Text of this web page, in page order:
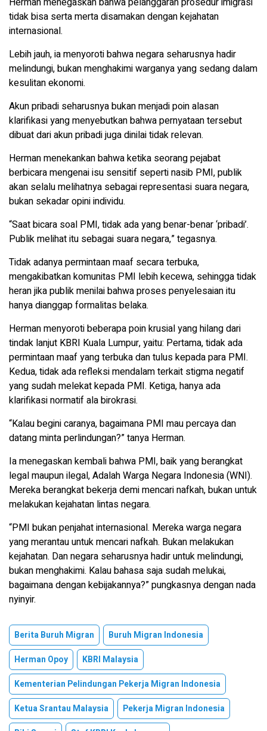
tidak bisa serta merta disamakan dengan kejahatan
internasional.
Lebih jauh, ia menyoroti bahwa negara seharusnya hadir
melindungi, bukan menghakimi warganya yang sedang dalam
kesulitan ekonomi.
Akun pribadi seharusnya bukan menjadi poin alasan
klarifikasi yang menyebutkan bahwa pernyataan tersebut
dibuat dari akun pribadi juga dinilai tidak relevan.
Herman menekankan bahwa ketika seorang pejabat
berbicara mengenai isu sensitif seperti nasib PMI, publik
akan selalu melihatnya sebagai representasi suara negara,
bukan sekadar opini individu.
“Saat bicara soal PMI, tidak ada yang benar-benar ‘pribadi’.
Publik melihat itu sebagai suara negara,” tegasnya.
Tidak adanya permintaan maaf secara terbuka,
mengakibatkan komunitas PMI lebih kecewa, sehingga tidak
heran jika publik menilai bahwa proses penyelesaian itu
hanya dianggap formalitas belaka.
Herman menyoroti beberapa poin krusial yang hilang dari
tindak lanjut KBRI Kuala Lumpur, yaitu: Pertama, tidak ada
permintaan maaf yang terbuka dan tulus kepada para PMI.
Kedua, tidak ada refleksi mendalam terkait stigma negatif
yang sudah melekat kepada PMI. Ketiga, hanya ada
klarifikasi normatif ala birokrasi.
“Kalau begini caranya, bagaimana PMI mau percaya dan
datang minta perlindungan?” tanya Herman.
Ia menegaskan kembali bahwa PMI, baik yang berangkat
legal maupun ilegal, Adalah Warga Negara Indonesia (WNI).
Mereka berangkat bekerja demi mencari nafkah, bukan untuk
melakukan kejahatan lintas negara.
“PMI bukan penjahat internasional. Mereka warga negara
yang merantau untuk mencari nafkah. Bukan melakukan
kejahatan. Dan negara seharusnya hadir untuk melindungi,
bukan menghakimi. Kalau bahasa saja sudah melukai,
bagaimana dengan kebijakannya?” pungkasnya dengan nada
nyinyir.
Berita Buruh Migran
Buruh Migran Indonesia
Herman Opoy
KBRI Malaysia
Kementerian Pelindungan Pekerja Migran Indonesia
Ketua Srantau Malaysia
Pekerja Migran Indonesia